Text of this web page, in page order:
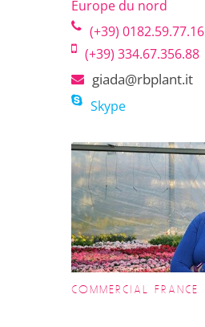
Europe du nord
(+39) 0182.59.77.16
(+39) 334.67.356.88
giada@rbplant.it
Skype
COMMERCIAL FRANCE